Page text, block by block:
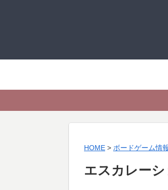
HOME > ボードゲーム情
エスカレーシ